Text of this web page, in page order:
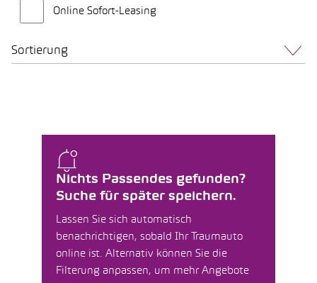
Online Sofort-Leasing
Sortierung
Nichts Passendes gefunden?
Suche für später speichern.
Lassen Sie sich automatisch
benachrichtigen, sobald Ihr Traumauto
online ist. Alternativ können Sie die
Filterung anpassen, um mehr Angebote